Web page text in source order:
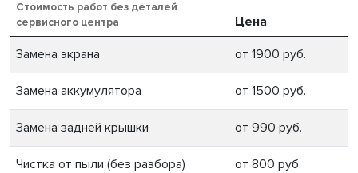
Стоимость работ без деталей
сервисного центра
Цена
Замена экрана от 1900 руб.
Замена аккумулятора от 1500 руб.
Замена задней крышки от 990 руб.
Чистка от пыли (без разбора) от 800 руб.